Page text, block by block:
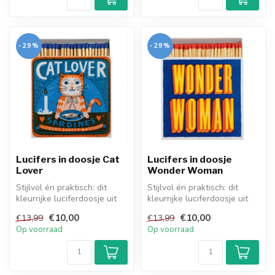
-29%
Lucifers in doosje Cat
Lover
Stijlvol én praktisch: dit
kleurrijke luciferdoosje uit
€13,99 €10,00
Op voorraad
-29%
Lucifers in doosje
Wonder Woman
Stijlvol én praktisch: dit
kleurrijke luciferdoosje uit
€13,99 €10,00
Op voorraad